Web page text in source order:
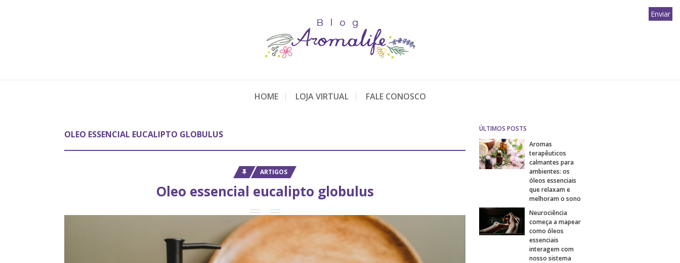
HOME LOJA VIRTUAL FALE CONOSCO
OLEO ESSENCIAL EUCALIPTO GLOBULUS
ARTIGOS
Oleo essencial eucalipto globulus
ÚLTIMOS POSTS
Aromas
terapêuticos
calmantes para
ambientes: os
óleos essenciais
que relaxam e
melhoram o sono
Neurociência
começa a mapear
como óleos
essenciais
interagem com
nosso sistema